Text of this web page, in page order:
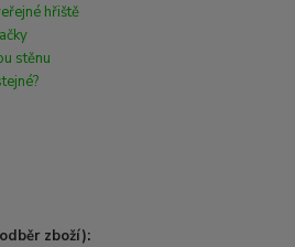
hřiště
stěnu
zboží):